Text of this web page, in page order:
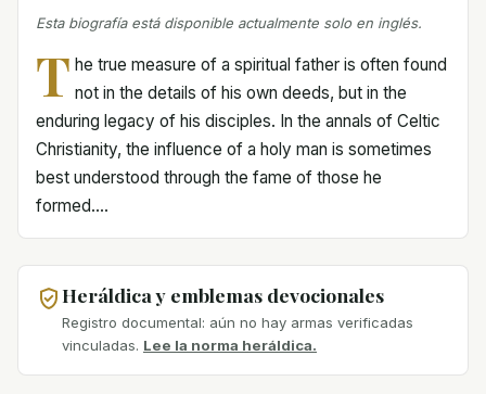
Esta biografía está disponible actualmente solo en inglés.
T he true measure of a spiritual father is often found
not in the details of his own deeds, but in the
enduring legacy of his disciples. In the annals of Celtic
Christianity, the influence of a holy man is sometimes
best understood through the fame of those he
formed....
Heráldica y emblemas devocionales
Registro documental: aún no hay armas verificadas
vinculadas. Lee la norma heráldica.